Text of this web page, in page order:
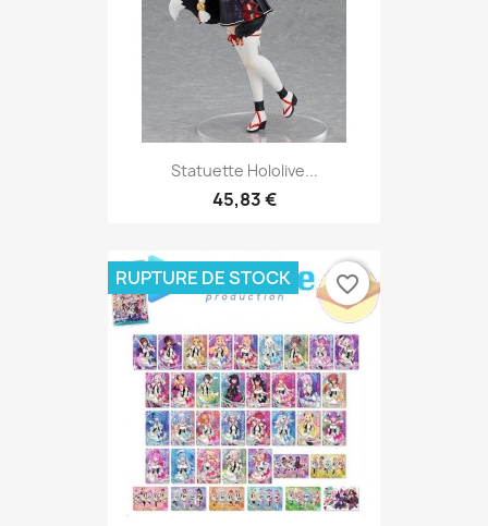
Statuette Hololive...
45,83 €
RUPTURE DE STOCK favorite_border